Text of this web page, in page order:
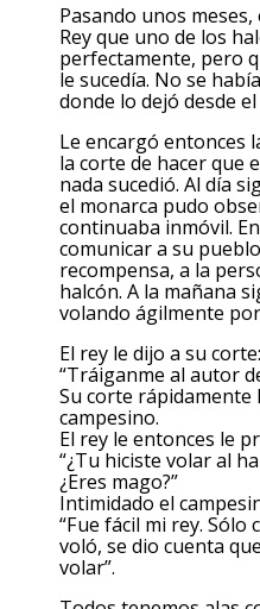
Pasando unos
Rey que uno de los
perfectamente, pero
le sucedía. No se
donde lo dejó desde
Le encargó entonces
la corte de hacer que
nada sucedió. Al día
el monarca pudo
continuaba inmóvil.
comunicar a su
recompensa, a la
halcón. A la mañana
volando ágilmente
El rey le dijo a su corte:
“Tráiganme al autor
Su corte rápidamente
campesino.
El rey le entonces le
“¿Tu hiciste volar al
¿Eres mago?”
Intimidado el
“Fue fácil mi rey. Sólo
voló, se dio cuenta
volar”.